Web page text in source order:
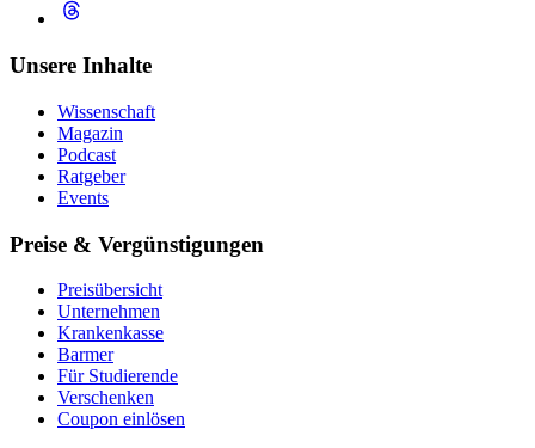
Unsere Inhalte
Wissenschaft
Magazin
Podcast
Ratgeber
Events
Preise & Vergünstigungen
Preisübersicht
Unternehmen
Krankenkasse
Barmer
Für Studierende
Ver­schen­ken
Coupon einlösen